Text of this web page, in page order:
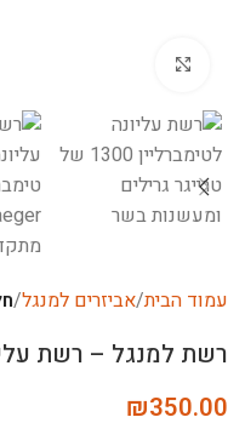
עמוד הבית אביזרים למנגל
רשת למנגל – רשת
₪350.00